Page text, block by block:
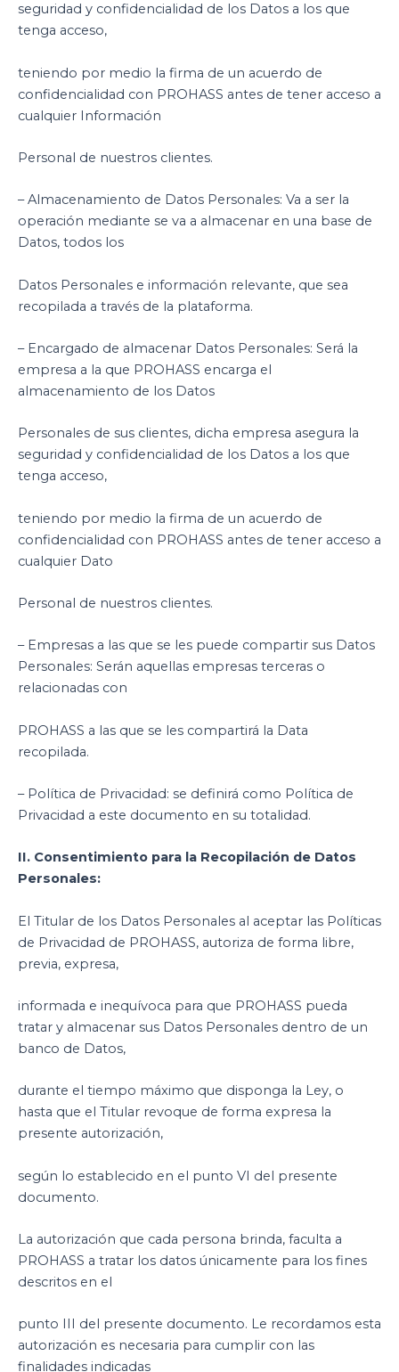
seguridad y confidencialidad de los Datos a los que
tenga acceso,
teniendo por medio la firma de un acuerdo de
confidencialidad con PROHASS antes de tener acceso a
cualquier Información
Personal de nuestros clientes.
– Almacenamiento de Datos Personales: Va a ser la
operación mediante se va a almacenar en una base de
Datos, todos los
Datos Personales e información relevante, que sea
recopilada a través de la plataforma.
– Encargado de almacenar Datos Personales: Será la
empresa a la que PROHASS encarga el
almacenamiento de los Datos
Personales de sus clientes, dicha empresa asegura la
seguridad y confidencialidad de los Datos a los que
tenga acceso,
teniendo por medio la firma de un acuerdo de
confidencialidad con PROHASS antes de tener acceso a
cualquier Dato
Personal de nuestros clientes.
– Empresas a las que se les puede compartir sus Datos
Personales: Serán aquellas empresas terceras o
relacionadas con
PROHASS a las que se les compartirá la Data
recopilada.
– Política de Privacidad: se definirá como Política de
Privacidad a este documento en su totalidad.
II. Consentimiento para la Recopilación de Datos
Personales:
El Titular de los Datos Personales al aceptar las Políticas
de Privacidad de PROHASS, autoriza de forma libre,
previa, expresa,
informada e inequívoca para que PROHASS pueda
tratar y almacenar sus Datos Personales dentro de un
banco de Datos,
durante el tiempo máximo que disponga la Ley, o
hasta que el Titular revoque de forma expresa la
presente autorización,
según lo establecido en el punto VI del presente
documento.
La autorización que cada persona brinda, faculta a
PROHASS a tratar los datos únicamente para los fines
descritos en el
punto III del presente documento. Le recordamos esta
autorización es necesaria para cumplir con las
finalidades indicadas